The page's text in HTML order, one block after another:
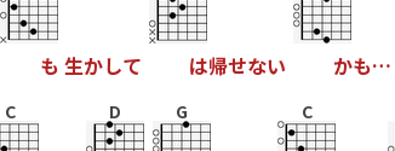
も 生かして は帰せない かも…
C D G C